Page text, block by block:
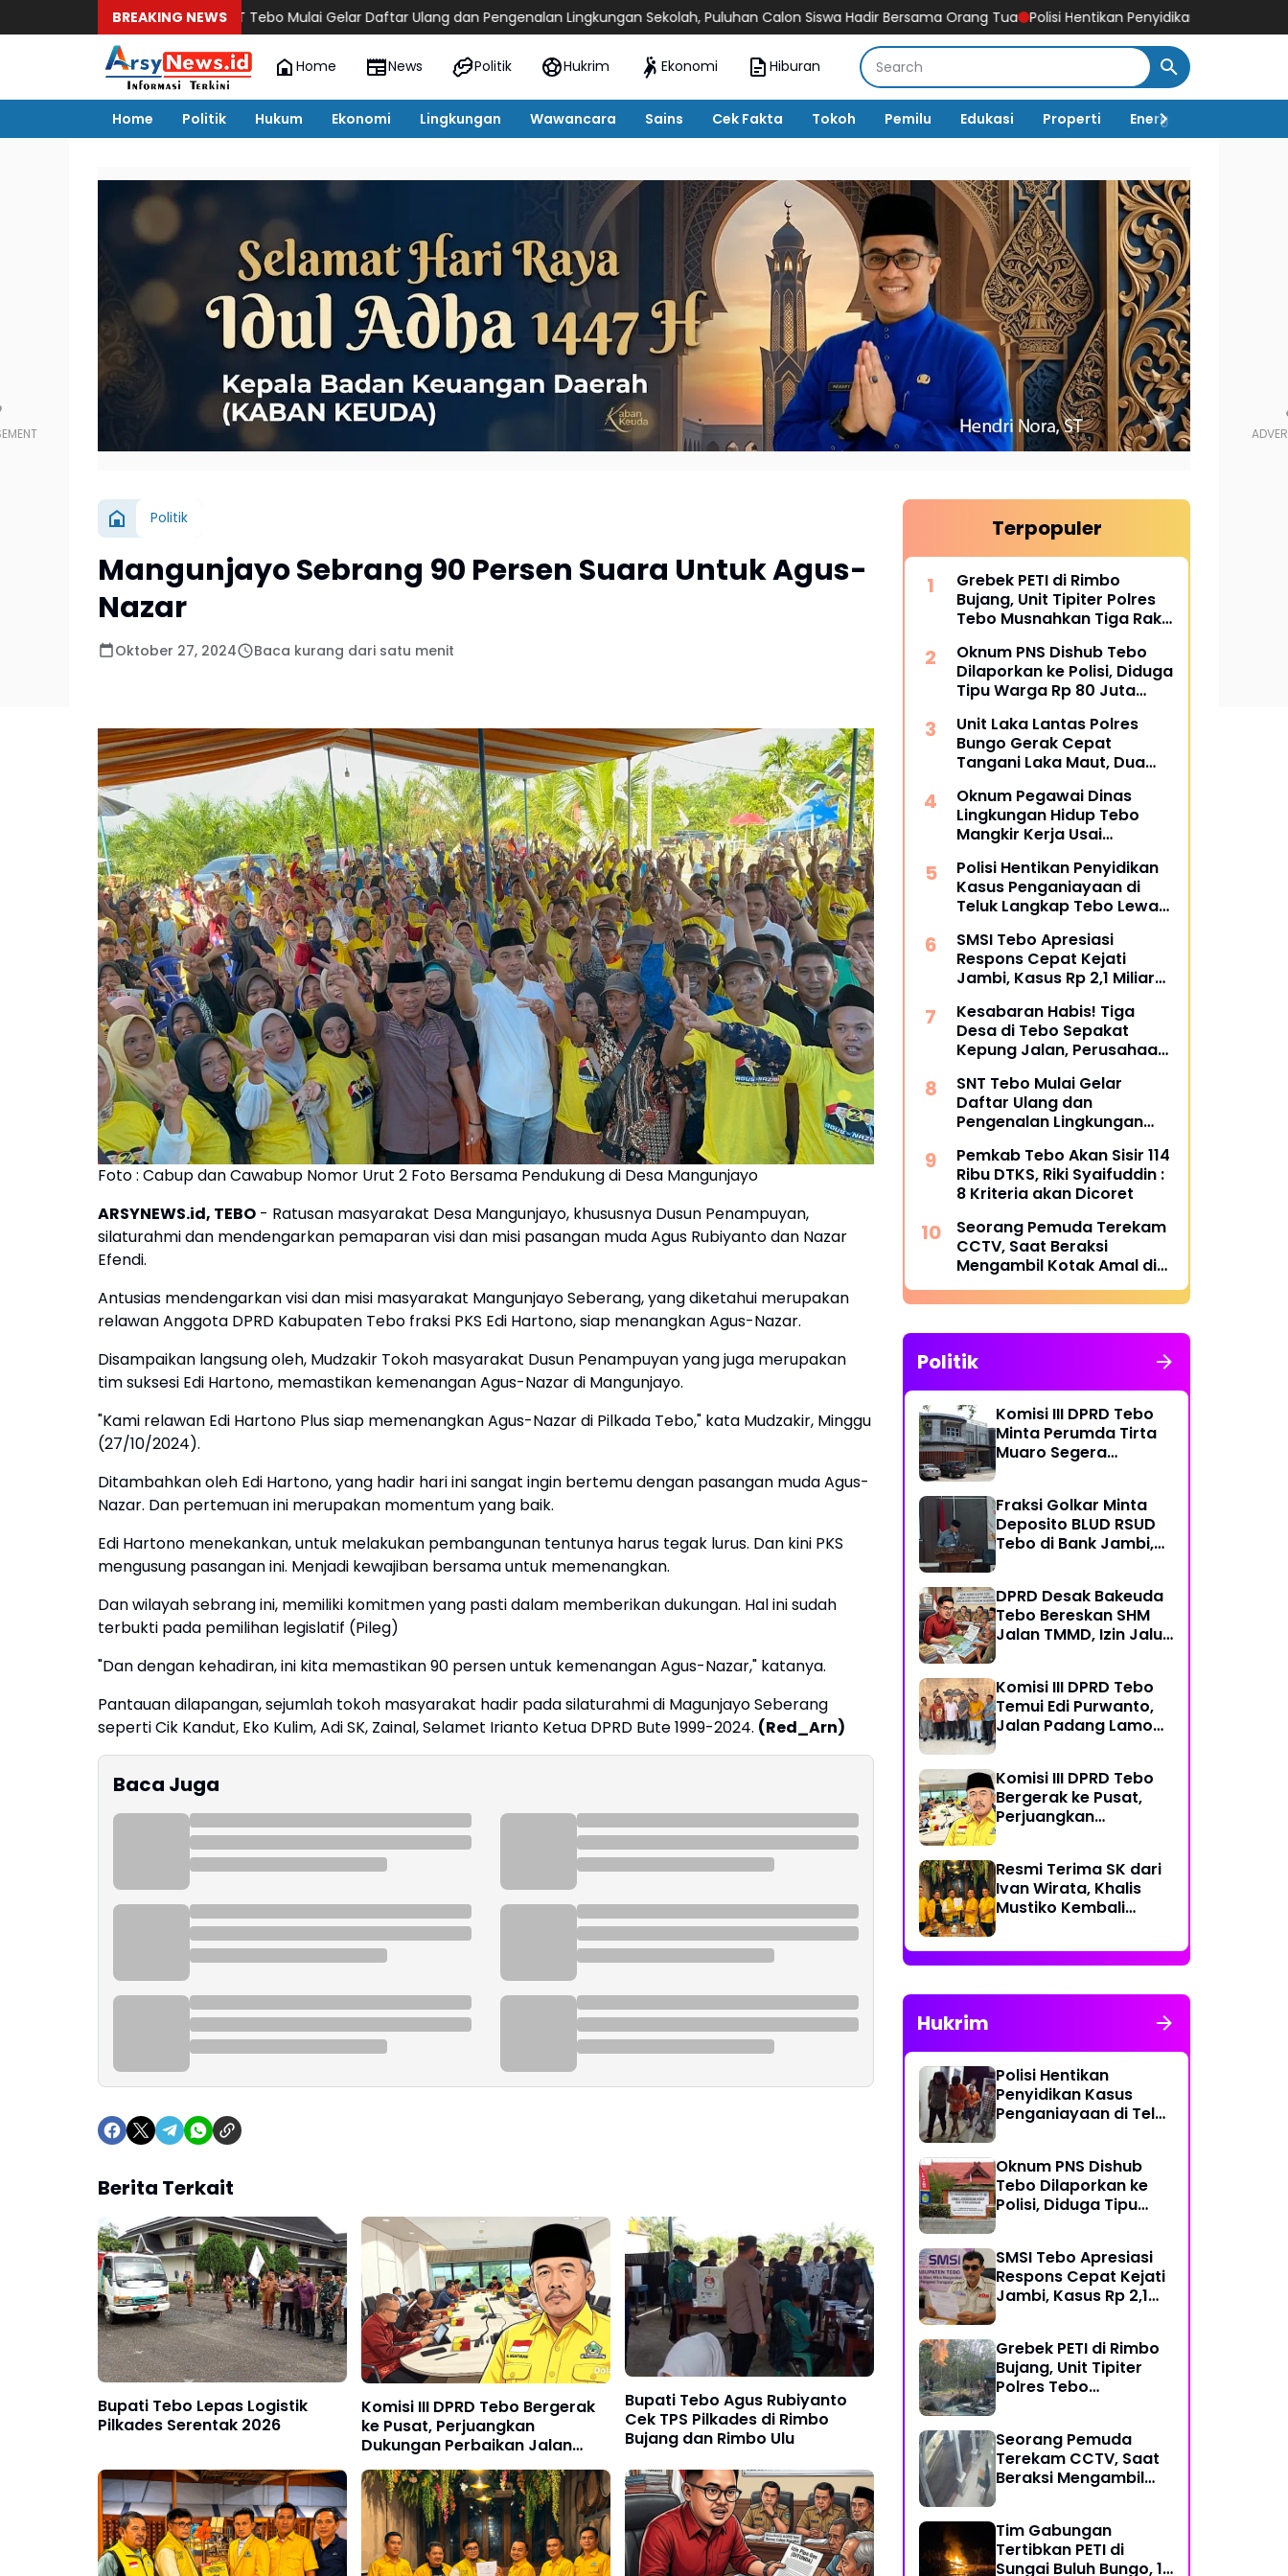
BREAKING NEWS
SNT Tebo Mulai Gelar Daftar Ulang dan Pengenalan Lingkungan Sekolah, Puluhan Calon Siswa Hadir Bersama Orang Tua Polisi Hentikan Penyidikan Kasus Penganiayaan di Teluk
Home News Politik Hukrim Ekonomi Hiburan
Home Politik Hukum Ekonomi Lingkungan Wawancara Sains Cek Fakta Tokoh Pemilu Edukasi Properti Energi
Politik
Mangunjayo Sebrang 90 Persen Suara Untuk Agus-
Nazar
Oktober 27, 2024 Baca kurang dari satu menit
Foto : Cabup dan Cawabup Nomor Urut 2 Foto Bersama Pendukung di Desa Mangunjayo
ARSYNEWS.id, TEBO - Ratusan masyarakat Desa Mangunjayo, khususnya Dusun Penampuyan,
silaturahmi dan mendengarkan pemaparan visi dan misi pasangan muda Agus Rubiyanto dan Nazar
Efendi.
Antusias mendengarkan visi dan misi masyarakat Mangunjayo Seberang, yang diketahui merupakan
relawan Anggota DPRD Kabupaten Tebo fraksi PKS Edi Hartono, siap menangkan Agus-Nazar.
Disampaikan langsung oleh, Mudzakir Tokoh masyarakat Dusun Penampuyan yang juga merupakan
tim suksesi Edi Hartono, memastikan kemenangan Agus-Nazar di Mangunjayo.
"Kami relawan Edi Hartono Plus siap memenangkan Agus-Nazar di Pilkada Tebo," kata Mudzakir, Minggu
(27/10/2024).
Ditambahkan oleh Edi Hartono, yang hadir hari ini sangat ingin bertemu dengan pasangan muda Agus-
Nazar. Dan pertemuan ini merupakan momentum yang baik.
Edi Hartono menekankan, untuk melakukan pembangunan tentunya harus tegak lurus. Dan kini PKS
mengusung pasangan ini. Menjadi kewajiban bersama untuk memenangkan.
Dan wilayah sebrang ini, memiliki komitmen yang pasti dalam memberikan dukungan. Hal ini sudah
terbukti pada pemilihan legislatif (Pileg)
"Dan dengan kehadiran, ini kita memastikan 90 persen untuk kemenangan Agus-Nazar," katanya.
Pantauan dilapangan, sejumlah tokoh masyarakat hadir pada silaturahmi di Magunjayo Seberang
seperti Cik Kandut, Eko Kulim, Adi SK, Zainal, Selamet Irianto Ketua DPRD Bute 1999-2024. (Red_Arn)
Baca Juga
Berita Terkait
Bupati Tebo Lepas Logistik
Pilkades Serentak 2026
Komisi III DPRD Tebo Bergerak
ke Pusat, Perjuangkan
Dukungan Perbaikan Jalan
Rusak di Tebo
Bupati Tebo Agus Rubiyanto
Cek TPS Pilkades di Rimbo
Bujang dan Rimbo Ulu
Terpopuler
Grebek PETI di Rimbo
Bujang, Unit Tipiter Polres
Tebo Musnahkan Tiga Rakit
Dibakar
Oknum PNS Dishub Tebo
Dilaporkan ke Polisi, Diduga
Tipu Warga Rp 80 Juta
Unit Laka Lantas Polres
Bungo Gerak Cepat
Tangani Laka Maut, Dua
Oknum Pegawai Dinas
Lingkungan Hidup Tebo
Mangkir Kerja Usai
Bungkam
Polisi Hentikan Penyidikan
Kasus Penganiayaan di
Teluk Langkap Tebo Lewat
Restoratif
SMSI Tebo Apresiasi
Respons Cepat Kejati
Jambi, Kasus Rp 2,1 Miliar
Kesabaran Habis! Tiga
Desa di Tebo Sepakat
Kepung Jalan, Perusahaan
Jawab
SNT Tebo Mulai Gelar
Daftar Ulang dan
Pengenalan Lingkungan
Siswa Hadir Bersama
Orang Tua
Pemkab Tebo Akan Sisir 114
Ribu DTKS, Riki Syaifuddin :
8 Kriteria akan Dicoret
Seorang Pemuda Terekam
CCTV, Saat Beraksi
Mengambil Kotak Amal di
Masjid Al Hidayah
Politik
Komisi III DPRD Tebo
Minta Perumda Tirta
Muaro Segera
Jambi
Fraksi Golkar Minta
Deposito BLUD RSUD
Tebo di Bank Jambi,
Perintis
DPRD Desak Bakeuda
Tebo Bereskan SHM
Jalan TMMD, Izin Jalur
Komisi III DPRD Tebo
Temui Edi Purwanto,
Jalan Padang Lamo
Komisi III DPRD Tebo
Bergerak ke Pusat,
Perjuangkan
Resmi Terima SK dari
Ivan Wirata, Khalis
Mustiko Kembali
Liga Marisa Jadi
Sekretaris
Hukrim
Polisi Hentikan
Penyidikan Kasus
Penganiayaan di Teluk
Restoratif
Oknum PNS Dishub
Tebo Dilaporkan ke
Polisi, Diduga Tipu
Kerja
SMSI Tebo Apresiasi
Respons Cepat Kejati
Jambi, Kasus Rp 2,1
Grebek PETI di Rimbo
Bujang, Unit Tipiter
Polres Tebo
Cara Dibakar
Seorang Pemuda
Terekam CCTV, Saat
Beraksi Mengambil
Tim Gabungan
Tertibkan PETI di
Sungai Buluh Bungo, 15